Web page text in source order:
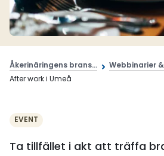
Åkerinäringens brans...
Webbinarier
After work i Umeå
EVENT
Ta tillfället i akt att träffa